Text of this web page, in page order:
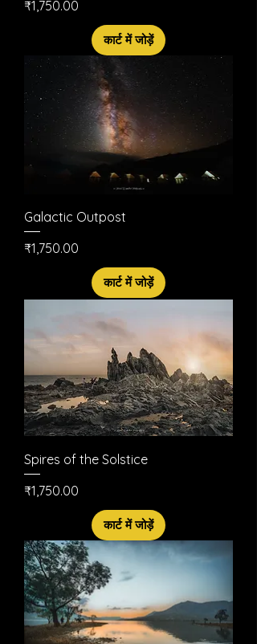
मूल्य
₹1,750.00
कार्ट में जोड़ें
Galactic Outpost
मूल्य
₹1,750.00
कार्ट में जोड़ें
Spires of the Solstice
मूल्य
₹1,750.00
कार्ट में जोड़ें